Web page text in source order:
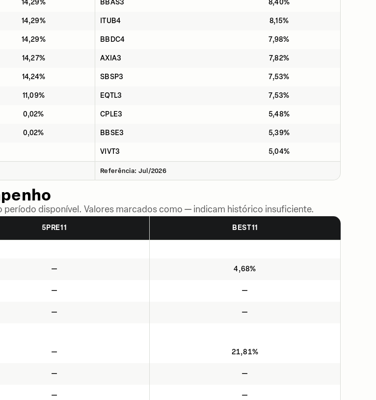
14,29% BBAS3 8,40%
14,29% ITUB4 8,15%
14,29% BBDC4 7,98%
14,27% AXIA3 7,82%
14,24% SBSP3 7,53%
11,09% EQTL3 7,53%
0,02% CPLE3 5,48%
0,02% BBSE3 5,39%
VIVT3 5,04%
Referência: Jul/2026
período disponível. Valores marcados como — indicam histórico insuficiente.
5PRE11 BEST11
— 4,68%
— —
— —
— 21,81%
— —
— —